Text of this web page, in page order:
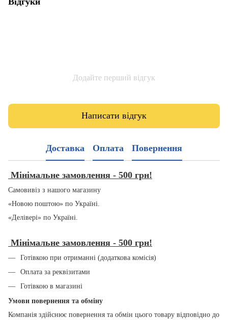
Додайте перший відгук
Написати відгук
Доставка Оплата Повернення
Мінімальне замовлення - 500 грн!
Самовивіз з нашого магазину
«Новою поштою» по Україні.
«Делівері» по Україні.
Мінімальне замовлення - 500 грн!
Готівкою при отриманні (додаткова комісія)
Оплата за реквізитами
Готівкою в магазині
Умови повернення та обміну
Компанія здійснює повернення та обмін цього товару відповідно до